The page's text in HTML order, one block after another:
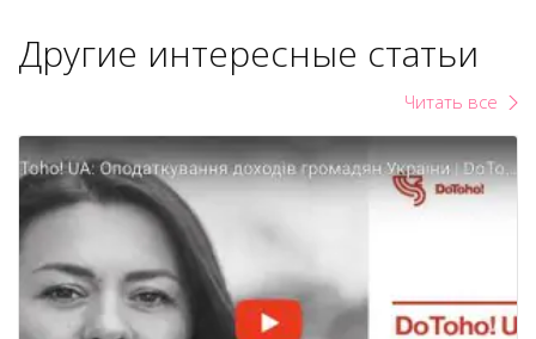
Другие интересные статьи
Читать все